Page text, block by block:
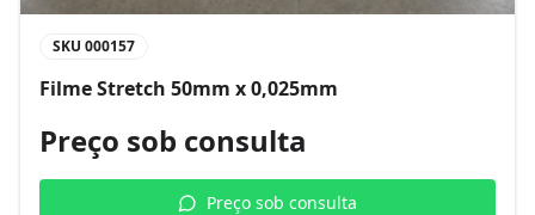
SKU 000157
Filme Stretch 50mm x 0,025mm
Preço sob consulta
Preço sob consulta